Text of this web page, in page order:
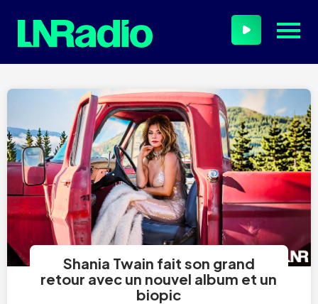
Shania Twain fait son grand
retour avec un nouvel album et un
biopic